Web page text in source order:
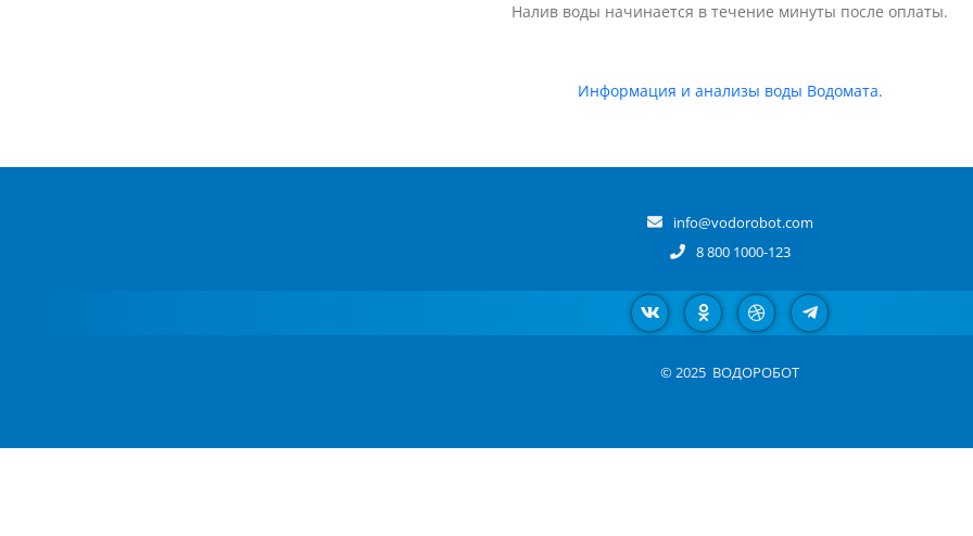
Налив воды начинается в течение минуты после оплаты.
Информация и анализы воды Водомата.
info@vodorobot.com
8 800 1000-123
© 2025 ВОДОРОБОТ